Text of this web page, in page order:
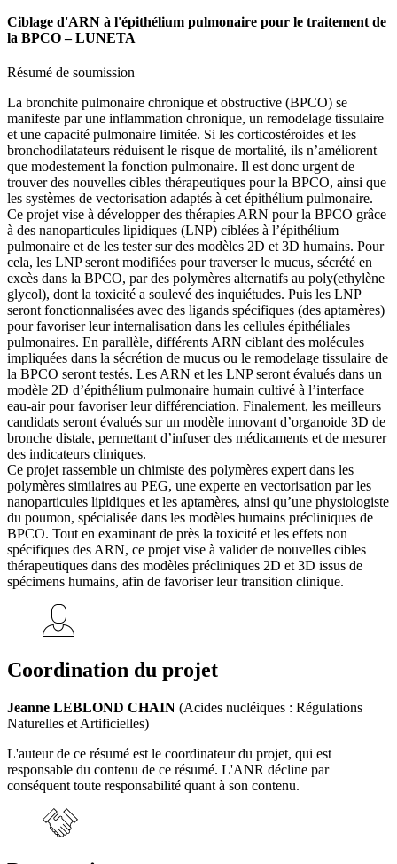
Ciblage d'ARN à l'épithélium pulmonaire pour le traitement de
la BPCO – LUNETA
Résumé de soumission
La bronchite pulmonaire chronique et obstructive (BPCO) se
manifeste par une inflammation chronique, un remodelage tissulaire
et une capacité pulmonaire limitée. Si les corticostéroides et les
bronchodilatateurs réduisent le risque de mortalité, ils n’améliorent
que modestement la fonction pulmonaire. Il est donc urgent de
trouver des nouvelles cibles thérapeutiques pour la BPCO, ainsi que
les systèmes de vectorisation adaptés à cet épithélium pulmonaire.
Ce projet vise à développer des thérapies ARN pour la BPCO grâce
à des nanoparticules lipidiques (LNP) ciblées à l’épithélium
pulmonaire et de les tester sur des modèles 2D et 3D humains. Pour
cela, les LNP seront modifiées pour traverser le mucus, sécrété en
excès dans la BPCO, par des polymères alternatifs au poly(ethylène
glycol), dont la toxicité a soulevé des inquiétudes. Puis les LNP
seront fonctionnalisées avec des ligands spécifiques (des aptamères)
pour favoriser leur internalisation dans les cellules épithéliales
pulmonaires. En parallèle, différents ARN ciblant des molécules
impliquées dans la sécrétion de mucus ou le remodelage tissulaire de
la BPCO seront testés. Les ARN et les LNP seront évalués dans un
modèle 2D d’épithélium pulmonaire humain cultivé à l’interface
eau-air pour favoriser leur différenciation. Finalement, les meilleurs
candidats seront évalués sur un modèle innovant d’organoide 3D de
bronche distale, permettant d’infuser des médicaments et de mesurer
des indicateurs cliniques.
Ce projet rassemble un chimiste des polymères expert dans les
polymères similaires au PEG, une experte en vectorisation par les
nanoparticules lipidiques et les aptamères, ainsi qu’une physiologiste
du poumon, spécialisée dans les modèles humains précliniques de
BPCO. Tout en examinant de près la toxicité et les effets non
spécifiques des ARN, ce projet vise à valider de nouvelles cibles
thérapeutiques dans des modèles précliniques 2D et 3D issus de
spécimens humains, afin de favoriser leur transition clinique.
Coordination du projet
Jeanne LEBLOND CHAIN (Acides nucléiques : Régulations
Naturelles et Artificielles)
L'auteur de ce résumé est le coordinateur du projet, qui est
responsable du contenu de ce résumé. L'ANR décline par
conséquent toute responsabilité quant à son contenu.